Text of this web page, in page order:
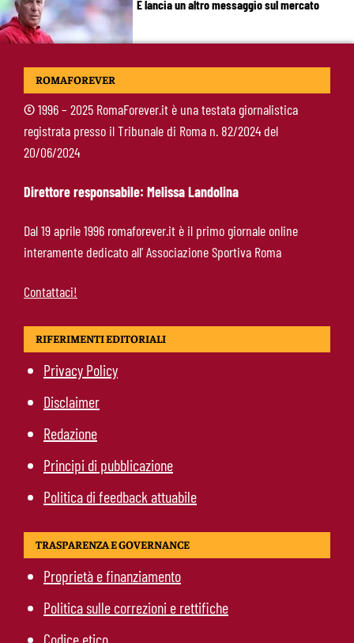
E lancia un altro messaggio sul mercato
Roma, termina il tour britannico: Gasperini
Fiorentina
Roma-Cacciamani, Cairo alza il muro ma lascia
uno spiraglio: “Dipende dalle offerte”
ROMAFOREVER
©1996 – 2025 RomaForever.it è una testata giornalistica
registrata presso il Tribunale di Roma n. 82/2024 del
20/06/2024
Direttore responsabile: Melissa Landolina
Dal 19 aprile 1996 romaforever.it è il primo giornale online
interamente dedicato all’ Associazione Sportiva Roma
Contattaci!
RIFERIMENTI EDITORIALI
Privacy Policy
Disclaimer
Redazione
Principi di pubblicazione
Politica di feedback attuabile
TRASPARENZA E GOVERNANCE
Proprietà e finanziamento
Politica sulle correzioni e rettifiche
Codice etico